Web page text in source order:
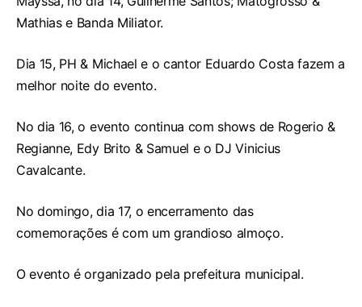
Mathias e Banda Miliator.
Dia 15, PH & Michael e o cantor Eduardo Costa fazem a
melhor noite do evento.
No dia 16, o evento continua com shows de Rogerio &
Regianne, Edy Brito & Samuel e o DJ Vinicius
Cavalcante.
No domingo, dia 17, o encerramento das
comemorações é com um grandioso almoço.
O evento é organizado pela prefeitura municipal.